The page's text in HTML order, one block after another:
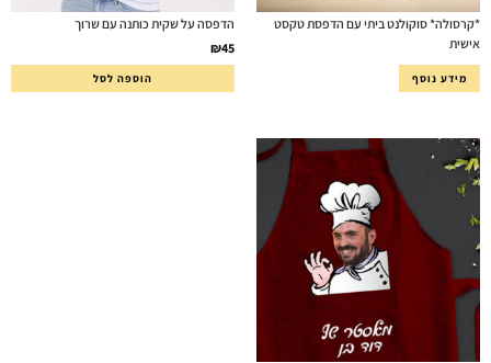
*קרסולה* סוקולנט ביתי עם הדפסת טקסט
אישית
מידע נוסף
הדפסה על שקית כותנה עם שרוך
₪45
הוספה לסל